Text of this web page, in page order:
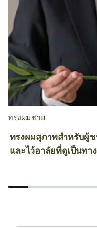
ทรงผมชาย
ทรงผมสุภาพสำหรับผู้
และไว้อาลัยที่ดูเป็นทา